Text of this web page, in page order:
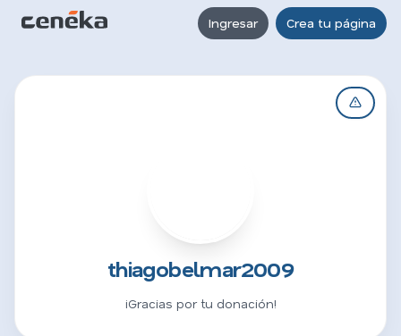
Ingresar Crea tu página
thiagobelmar2009
¡Gracias por tu donación!